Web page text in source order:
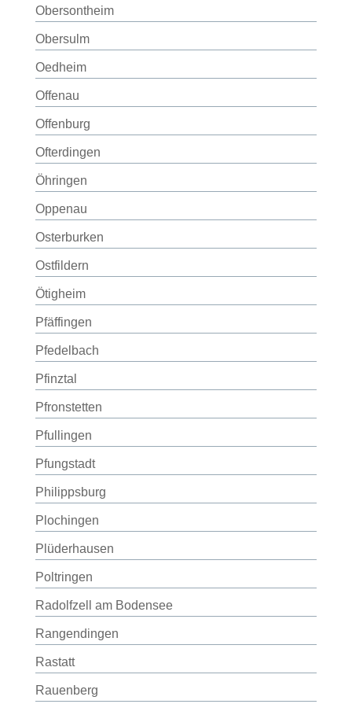
Obersontheim
Obersulm
Oedheim
Offenau
Offenburg
Ofterdingen
Öhringen
Oppenau
Osterburken
Ostfildern
Ötigheim
Pfäffingen
Pfedelbach
Pfinztal
Pfronstetten
Pfullingen
Pfungstadt
Philippsburg
Plochingen
Plüderhausen
Poltringen
Radolfzell am Bodensee
Rangendingen
Rastatt
Rauenberg